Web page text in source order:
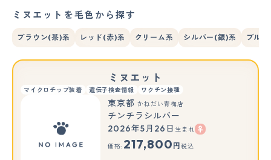
ミヌエットを毛色から探す
ブラウン(茶)系 レッド(赤)系 クリーム系 シルバー(銀)系 ブル
ミヌエット
マイクロチップ装着 遺伝子検査情報 ワクチン接種
東京都 かねだい青梅店
チンチラシルバー
2026年5月26日 生まれ
価格: 217,800 円 税込